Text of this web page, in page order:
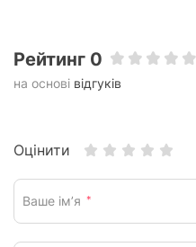
Характеристики та
Рейтинг 0
на основі відгуків
Оцінити
Ваше ім’я *